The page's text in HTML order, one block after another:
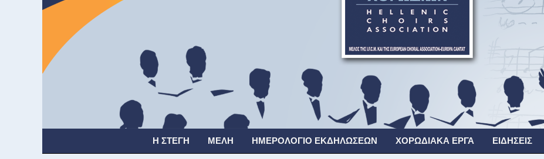
Η ΣΤΈΓΗ ΜΈΛΗ ΗΜΕΡΟΛΌΓΙΟ ΕΚΔΗΛΏΣΕΩΝ ΧΟΡΩΔΙΑΚΆ ΈΡΓΑ ΕΙΔΉΣΕΙΣ